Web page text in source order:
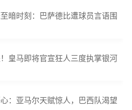
暗时刻：巴萨德比遭球员言语围
皇马即将官宣狂人三度执掌银河
：亚马尔天赋惊人，巴西队渴望